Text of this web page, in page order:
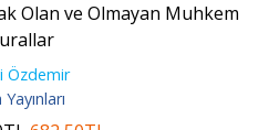
Olan ve Olmayan Muhkem
Özdemir